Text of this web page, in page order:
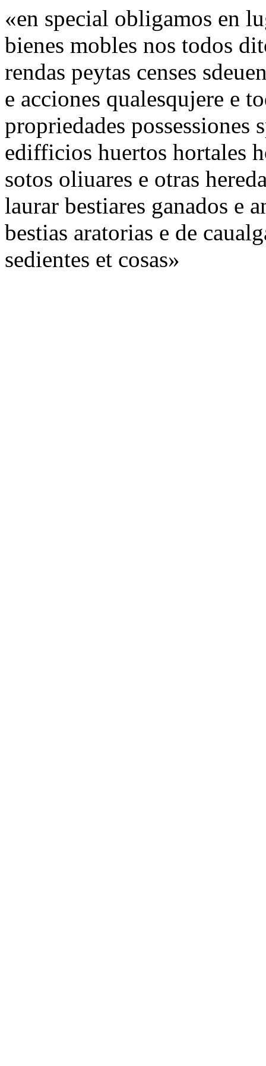
«en special obligamos en
bienes mobles nos todos
rendas peytas censes
e acciones qualesqujere e
propriedades possessiones
edifficios huertos hortales
sotos oliuares e otras
laurar bestiares ganados e
bestias aratorias e de
sedientes et cosas»